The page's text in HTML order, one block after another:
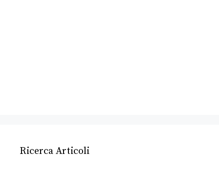
Ricerca Articoli